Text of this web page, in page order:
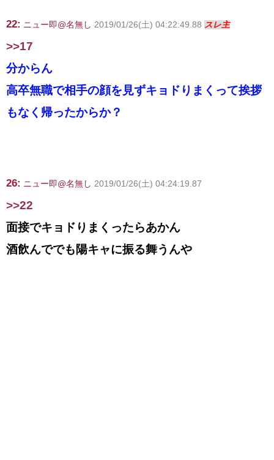
22: ニュー即@名無し 2019/01/26(土) 04:22:49.88 スレ主
>>17
分からん
高卒無職で相手の顔を見ずキョドりまくって挨拶
もなく帰ったからか？
26: ニュー即@名無し 2019/01/26(土) 04:24:19.87
>>22
面接でキョドりまくったらあかん
酒飲んででも陽キャに振る舞うんや